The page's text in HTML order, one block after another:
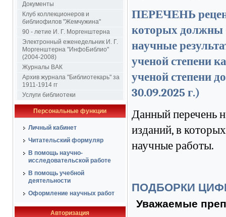
Документы
Клуб коллекционеров и
библиофилов "Жемчужина"
90 - летие И. Г. Моргенштерна
Электронный еженедельник И. Г.
Моргенштерна "ИнфоБиблио"
(2004-2008)
Журналы ВАК
Архив журнала "Библиотекарь" за
1911-1914 гг
Услуги библиотеки
Персональные функции
Личный кабинет
Читательский формуляр
В помощь научно-
исследовательской работе
В помощь учебной
деятельности
Оформление научных работ
Авторизация
ПЕРЕЧЕНЬ
которых должны
научные
ученой степени
ученой степени
30.09.2025 г.)
Данный перечень
изданий, в
научные работы.
ПОДБОРКИ
Уважаемые